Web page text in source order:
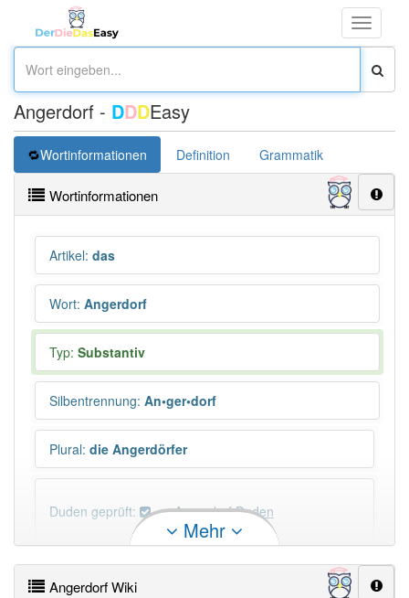
Toggle
Angerdorf - DDDEasy
Wortinformationen Definition Grammatik
Wortinformationen
Artikel: das
Wort: Angerdorf
Typ: Substantiv
Silbentrennung: An•ger•dorf
Plural: die Angerdörfer
Duden geprüft: Angerdorf Duden
Mehr
Angerdorf Wiki